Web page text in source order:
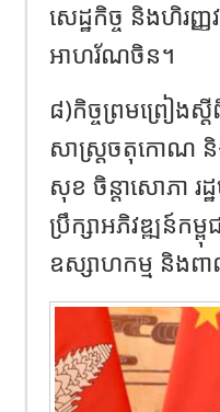
សេដ្ឋកិច្ច និងហិរញ្
អាហរ័ណចិន។
៨)កិច្ចព្រមព្រៀងស្
សាស្រ្តចតុកោណ និង
សុខ ចិន្តាសោភា រដ្
ប្រឹក្សាអភិវឌ្ឍន៍ក
ឧស្សាហកម្ម និងព